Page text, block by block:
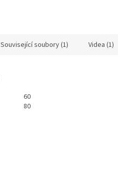
Související soubory (1) Videa (1)
60
80